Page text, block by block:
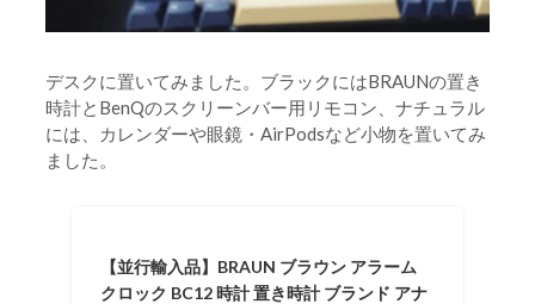
デスクに置いてみました。ブラックにはBRAUNの置き
時計とBenQのスクリーンバー用リモコン、ナチュラル
には、カレンダーや眼鏡・AirPodsなど小物を置いてみ
ました。
【並行輸入品】BRAUN ブラウン アラーム
クロック BC12 時計 置き時計 ブランド アナ